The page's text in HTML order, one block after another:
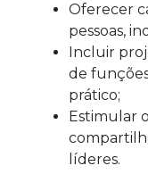
Oferecer
pessoas,
Incluir
de
prático;
Estimular
líderes.